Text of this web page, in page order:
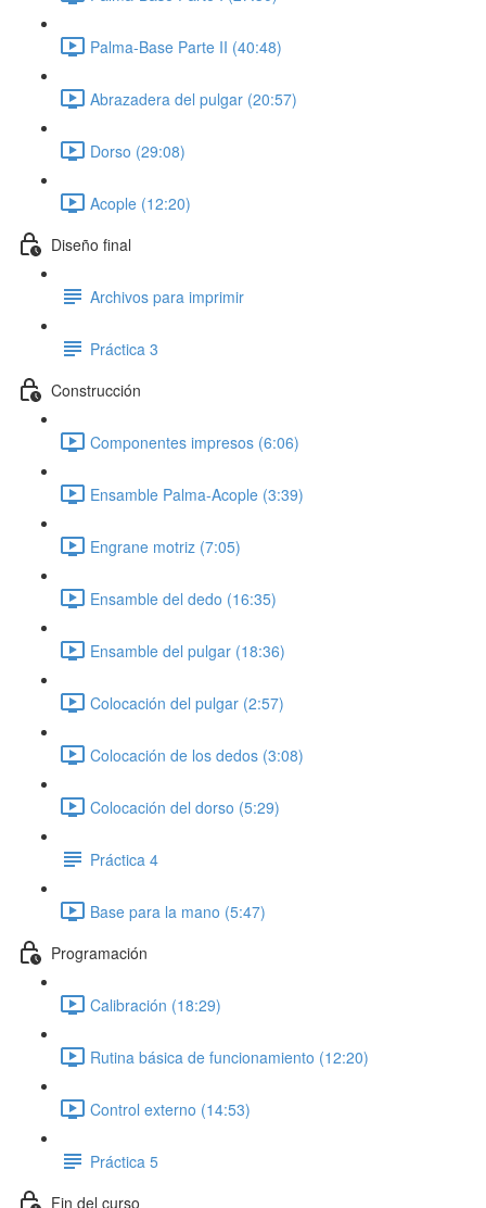
Palma-Base Parte II (40:48)
Abrazadera del pulgar (20:57)
Dorso (29:08)
Acople (12:20)
Diseño final
Archivos para imprimir
Práctica 3
Construcción
Componentes impresos (6:06)
Ensamble Palma-Acople (3:39)
Engrane motriz (7:05)
Ensamble del dedo (16:35)
Ensamble del pulgar (18:36)
Colocación del pulgar (2:57)
Colocación de los dedos (3:08)
Colocación del dorso (5:29)
Práctica 4
Base para la mano (5:47)
Programación
Calibración (18:29)
Rutina básica de funcionamiento (12:20)
Control externo (14:53)
Práctica 5
Fin del curso